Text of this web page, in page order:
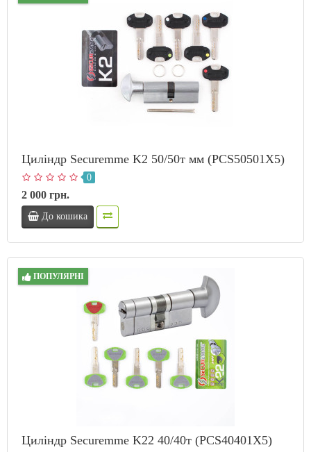
Циліндр Securemme K2 50/50т мм (PCS50501X5)
0
2 000 грн.
До кошика
ПОПУЛЯРНІ
Циліндр Securemme K22 40/40т (PCS40401X5)